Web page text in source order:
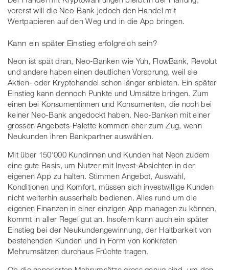
vorerst will die Neo-Bank jedoch den Handel mit
Wertpapieren auf den Weg und in die App bringen.
Kann ein später Einstieg erfolgreich sein?
Neon ist spät dran, Neo-Banken wie Yuh, FlowBank, Revolut
und andere haben einen deutlichen Vorsprung, weil sie
Aktien- oder Kryptohandel schon länger anbieten. Ein später
Einstieg kann dennoch Punkte und Umsätze bringen. Zum
einen bei Konsumentinnen und Konsumenten, die noch bei
keiner Neo-Bank angedockt haben. Neo-Banken mit einer
grossen Angebots-Palette kommen eher zum Zug, wenn
Neukunden ihren Bankpartner auswählen.
Mit über 150'000 Kundinnen und Kunden hat Neon zudem
eine gute Basis, um Nutzer mit Invest-Absichten in der
eigenen App zu halten. Stimmen Angebot, Auswahl,
Konditionen und Komfort, müssen sich investwillige Kunden
nicht weiterhin ausserhalb bedienen. Alles rund um die
eigenen Finanzen in einer einzigen App managen zu können,
kommt in aller Regel gut an. Insofern kann auch ein später
Einstieg bei der Neukundengewinnung, der Haltbarkeit von
bestehenden Kunden und in Form von konkreten
Mehrumsätzen durchaus Früchte tragen.